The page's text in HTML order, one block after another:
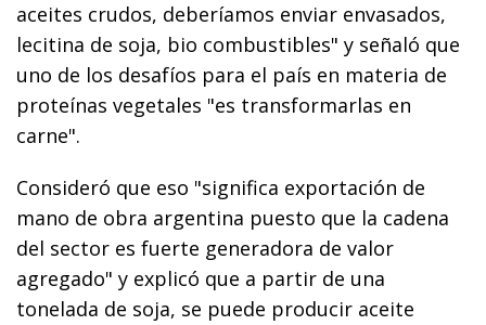
aceites crudos, deberíamos enviar envasados,
lecitina de soja, bio combustibles" y señaló que
uno de los desafíos para el país en materia de
proteínas vegetales "es transformarlas en
carne".
Consideró que eso "significa exportación de
mano de obra argentina puesto que la cadena
del sector es fuerte generadora de valor
agregado" y explicó que a partir de una
tonelada de soja, se puede producir aceite